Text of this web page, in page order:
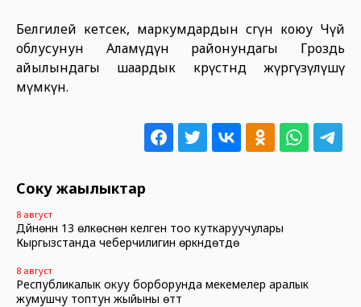
Белгилей кетсек, маркумдардын сөөгүн коюу Чүй
облусунун Аламүдүн районундагы Гроздь
айылындагы шаардык көрүстөндө жүргүзүлүшү
мүмкүн.
Соңку жаңылыктар
8 август
Дүйнөнүн 13 өлкөсүнөн келген тоо куткаруучулары
Кыргызстанда чеберчилигин өркүндөтүүдө
8 август
Республикалык окуу борборунда мекемелер аралык
жумушчу топтун жыйыны өттү